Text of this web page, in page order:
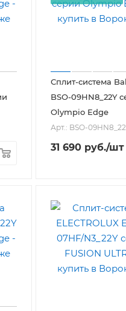
Сплит-система
BSO-09HN8_22Y
Olympio Edge
Арт.: BSO-
31 690 руб./шт